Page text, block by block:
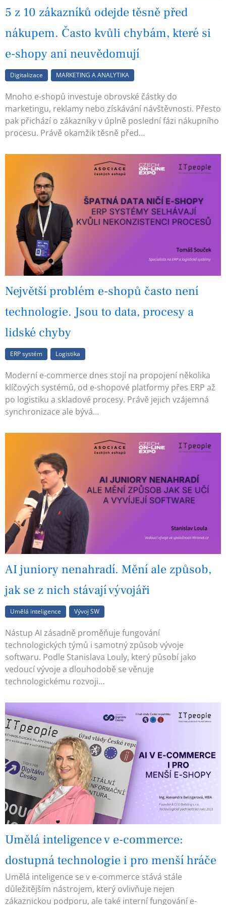
5 z 10 zákazníků odejde těsně před
nákupem. Často kvůli chybám, které si
e-shopy ani neuvědomují
Digitalizace MARKETING A ANALYTIKA
Mnoho e-shopů investuje obrovské částky do
marketingu, reklamy nebo získávání návštěvnosti. Přesto
pak přichází o zákazníky v úplně poslední fázi nákupního
procesu. Právě okamžik těsně před…
Největší problém e-shopů často není
technologie. Jsou to data, procesy a
lidské chyby
ERP systém Logistika
Moderní e-commerce dnes stojí na propojení několika
klíčových systémů, od e-shopové platformy přes ERP až
po logistiku a skladové procesy. Právě jejich vzájemná
synchronizace ale bývá…
AI juniory nenahradí. Mění ale způsob,
jak se z nich stávají vývojáři
Umělá inteligence Vývoj SW
Nástup AI zásadně proměňuje fungování
technologických týmů i samotný způsob vývoje
softwaru. Podle Stanislava Louly, který působí jako
vedoucí vývoje a dlouhodobě se věnuje
technologickému rozvoji…
Umělá inteligence v e-commerce:
dostupná technologie i pro menší hráče
Umělá inteligence se v e-commerce stává stále
důležitějším nástrojem, který ovlivňuje nejen
zákaznickou podporu, ale také interní fungování e-